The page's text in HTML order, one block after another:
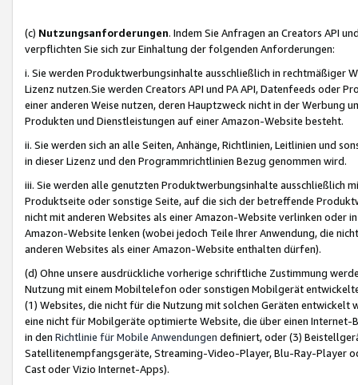
(c) Nutzungsanforderungen. Indem Sie Anfragen an Creators API
verpflichten Sie sich zur Einhaltung der folgenden Anforderungen:
i. Sie werden Produktwerbungsinhalte ausschließlich in rechtmäßiger
Lizenz nutzen.Sie werden Creators API und PA API, Datenfeeds oder
einer anderen Weise nutzen, deren Hauptzweck nicht in der Werbung
Produkten und Dienstleistungen auf einer Amazon-Website besteht.
ii. Sie werden sich an alle Seiten, Anhänge, Richtlinien, Leitlinien und
in dieser Lizenz und den Programmrichtlinien Bezug genommen wird.
iii. Sie werden alle genutzten Produktwerbungsinhalte ausschließlich
Produktseite oder sonstige Seite, auf die sich der betreffende
nicht mit anderen Websites als einer Amazon-Website verlinken oder
Amazon-Website lenken (wobei jedoch Teile Ihrer Anwendung, die
anderen Websites als einer Amazon-Website enthalten dürfen).
(d) Ohne unsere ausdrückliche vorherige schriftliche Zustimmung
Nutzung mit einem Mobiltelefon oder sonstigen Mobilgerät
(1) Websites, die nicht für die Nutzung mit solchen Geräten
eine nicht für Mobilgeräte optimierte Website, die über einen
in den Richtlinie für Mobile Anwendungen definiert, oder (3)
Satellitenempfangsgeräte, Streaming-Video-Player, Blu-Ray-Player
Cast oder Vizio Internet-Apps).